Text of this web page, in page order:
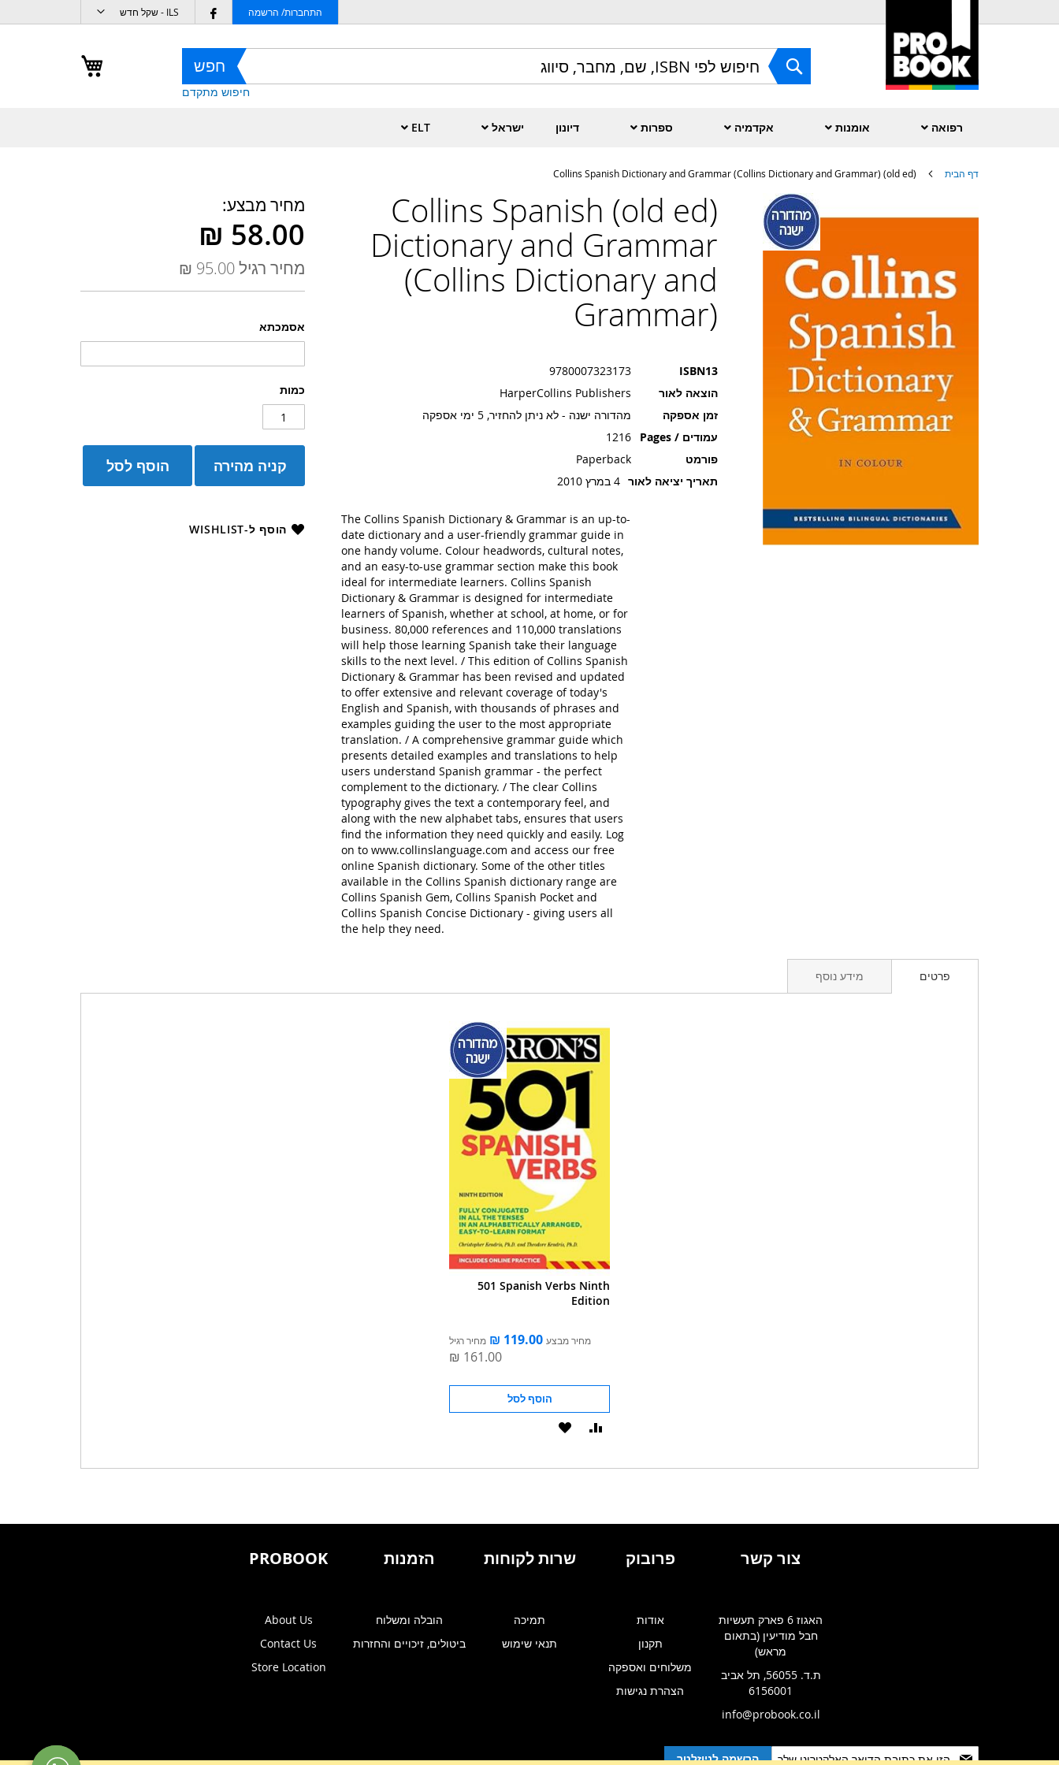
to
Content
ILS - שקל חדש התחברות/ הרשמה
Facebook
חפש
חפש
חיפוש מתקדם
רפואה אומנות אקדמיה ספרות דיונון ישראל ELT
דף הבית (old ed) Collins Spanish Dictionary and Grammar (Collins Dictionary and Grammar)
מחיר מבצע
מחיר רגיל
אסמכתא
כמות
הוסף לסל קניה מהירה
הוסף ל-WISHLIST
(old ed) Collins Spanish
Dictionary and Grammar
(Collins Dictionary and
Grammar)
ISBN13
9780007323173
הוצאה לאור
HarperCollins Publishers
זמן אספקה
מהדורה ישנה - לא ניתן להחזיר, 5 ימי אספקה
עמודים / Pages
1216
פורמט
Paperback
תאריך יציאה לאור 4 במרץ 2010
The Collins Spanish Dictionary & Grammar is an up-to-
date dictionary and a user-friendly grammar guide in
one handy volume. Colour headwords, cultural notes,
and an easy-to-use grammar section make this book
ideal for intermediate learners. Collins Spanish
Dictionary & Grammar is designed for intermediate
learners of Spanish, whether at school, at home, or for
business. 80,000 references and 110,000 translations
will help those learning Spanish take their language
skills to the next level. / This edition of Collins Spanish
Dictionary & Grammar has been revised and updated
to offer extensive and relevant coverage of today's
English and Spanish, with thousands of phrases and
examples guiding the user to the most appropriate
translation. / A comprehensive grammar guide which
presents detailed examples and translations to help
users understand Spanish grammar - the perfect
complement to the dictionary. / The clear Collins
typography gives the text a contemporary feel, and
along with the new alphabet tabs, ensures that users
find the information they need quickly and easily. Log
on to www.collinslanguage.com and access our free
online Spanish dictionary. Some of the other titles
available in the Collins Spanish dictionary range are
Collins Spanish Gem, Collins Spanish Pocket and
Collins Spanish Concise Dictionary - giving users all
the help they need.
לסוף
פרטים
501 Spanish Verbs Ninth
Edition
מחיר מבצע מחיר רגיל
הוסף לסל
הוסף
מידע נוסף
Sign
הרשמה לניוזלטר
צור קשר
האגוז 6 פארק תעשיות
חבל מודיעין (בתאום
מראש)
ת.ד. 56055, תל אביב
6156001
info@probook.co.il
פרובוק
אודות
תקנון
משלוחים ואספקה
הצהרת נגישות
שרות לקוחות
תמיכה
תנאי שימוש
הזמנות
הובלה ומשלוח
ביטולים, זיכויים והחזרות
PROBOOK
About Us
Contact Us
Store Location